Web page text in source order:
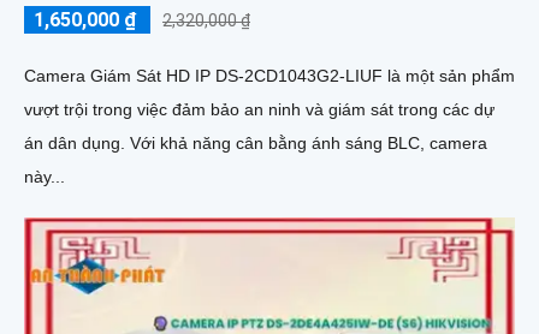
1,650,000 ₫ 2,320,000 ₫
Camera Giám Sát HD IP DS-2CD1043G2-LIUF là một sản phẩm
vượt trội trong việc đảm bảo an ninh và giám sát trong các dự
án dân dụng. Với khả năng cân bằng ánh sáng BLC, camera
này...